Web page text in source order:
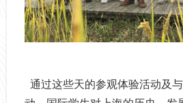
通过这些天的参观体验活动及